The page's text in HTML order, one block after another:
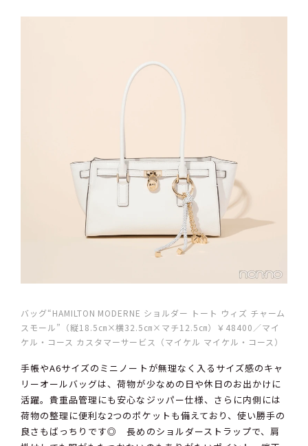
バッグ“HAMILTON MODERNE ショルダー トート ウィズ チャーム
スモール”（縦18.5㎝×横32.5㎝×マチ12.5㎝）￥48400／マイ
ケル・コース カスタマーサービス（マイケル マイケル・コース）
手帳やA6サイズのミニノートが無理なく入るサイズ感のキャ
リーオールバッグは、荷物が少なめの日や休日のお出かけに
活躍。貴重品管理にも安心なジッパー仕様、さらに内側には
荷物の整理に便利な2つのポケットも備えており、使い勝手の
良さもばっちりです◎ 長めのショルダーストラップで、肩